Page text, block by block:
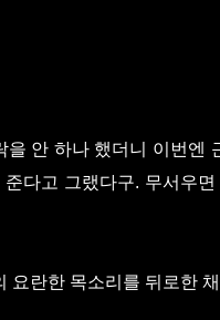
안 하나 했더니 이번엔
다고 그랬다구. 무서우
요란한 목소리를 뒤로한